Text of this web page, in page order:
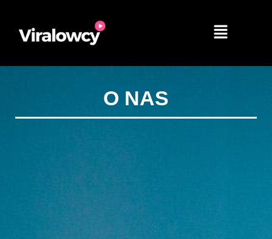
treści
Menu
O NAS